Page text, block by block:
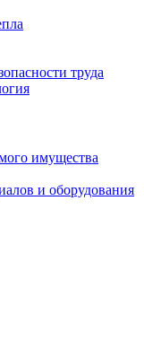
труда
имущества
и оборудования